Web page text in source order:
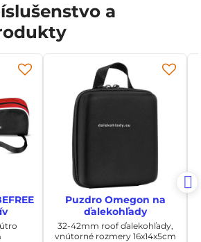
a
Puzdro Omegon na
ďalekohľady
32-42mm roof ďalekohľady,
vnútorné rozmery 16x14x5cm